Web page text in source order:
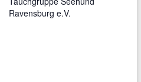
Ravensburg e.V.